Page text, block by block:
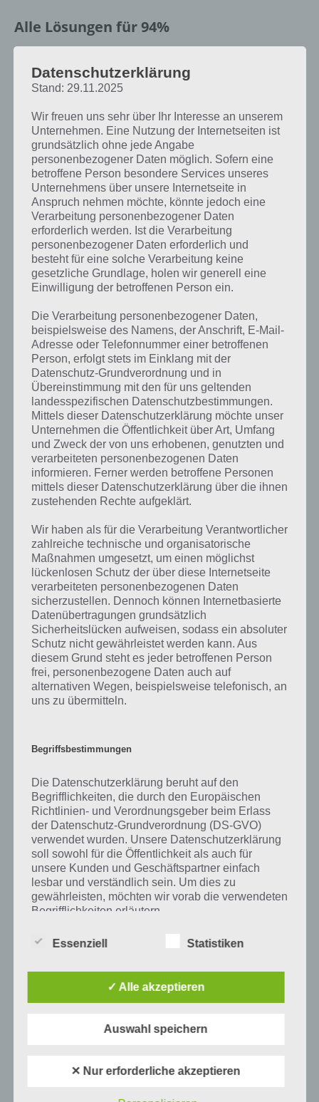
Alle Lösungen für 94%
Reihenfolge bei jedem Spieler anders ist, können wir dir nicht das
exakte Level anzeigen, weshalb du über unsere Komplettlösung
Antworten findest!
Weitere Lösungen zu 94%
gesucht? Schaue inunsere
Komplettlösung zur App! Dort
kannst du mit der Suche
schnell die Antworten und
Lösungen der über 300 Level
finden!
Du findest Lösungen auch ohne unsere Hilfe, indem du in der App
Münzen einsetzt. Da diese jedoch begrenzt sind, hast du hier stets
die Möglichkeit alle Antworten zu finden!
Die obige Lösung stimmt leider nicht mehr?
Wenn die Lösung, die wir dir oben vorgestellt haben, nicht mehr
aktuell sein sollte oder ein Wort in der Lösung von 94 Prozent fehlt,
so teile uns die korrekten Lösungen einfach in den Kommentaren
mit. Nur so können wir stets die aktuellen Antworten auf die
Entwickler die Lösungen immer mal wieder verändern.
Darum geht es bei 94%
Was ist 94%? In der App 94% musst du auf Basis eines Bildes oder
einer Aussage die Antworten herausfinden, die von anderen Spielern
am häufigsten genannt worden sind. Nur so kannst du das nächste
Level freischalten. Zusammenaddiert ergeben alle Antworten 94
Prozent, wovon die App ihren Namen hat. Entsprechend ist 94
Prozent ein Wort und Rätsel-Spiel. Bereits über 10 Millionen mal
wurde die App mittlerweile heruntergeladen und gehört mit zu den
erfolgreichsten Spiele Apps in diesem Genre im Google Play Store
Auf WhatsApp teilen Teilen auf Facebook
Tweet auf Twitter
Mehr Artikel hier auf Touchportal
Datenschutzerklärung
Stand: 29.11.2025
Wir freuen uns sehr über Ihr Interesse an unserem
Unternehmen. Eine Nutzung der Internetseiten ist
grundsätzlich ohne jede Angabe
personenbezogener Daten möglich. Sofern eine
betroffene Person besondere Services unseres
Unternehmens über unsere Internetseite in
Anspruch nehmen möchte, könnte jedoch eine
Verarbeitung personenbezogener Daten
erforderlich werden. Ist die Verarbeitung
personenbezogener Daten erforderlich und
besteht für eine solche Verarbeitung keine
gesetzliche Grundlage, holen wir generell eine
Einwilligung der betroffenen Person ein.
Die Verarbeitung personenbezogener Daten,
beispielsweise des Namens, der Anschrift, E-Mail-
Adresse oder Telefonnummer einer betroffenen
Person, erfolgt stets im Einklang mit der
Datenschutz-Grundverordnung und in
Übereinstimmung mit den für uns geltenden
landesspezifischen Datenschutzbestimmungen.
Mittels dieser Datenschutzerklärung möchte unser
Unternehmen die Öffentlichkeit über Art, Umfang
und Zweck der von uns erhobenen, genutzten und
verarbeiteten personenbezogenen Daten
informieren. Ferner werden betroffene Personen
mittels dieser Datenschutzerklärung über die ihnen
zustehenden Rechte aufgeklärt.
Wir haben als für die Verarbeitung Verantwortlicher
zahlreiche technische und organisatorische
Maßnahmen umgesetzt, um einen möglichst
lückenlosen Schutz der über diese Internetseite
verarbeiteten personenbezogenen Daten
sicherzustellen. Dennoch können Internetbasierte
Datenübertragungen grundsätzlich
Sicherheitslücken aufweisen, sodass ein absoluter
Schutz nicht gewährleistet werden kann. Aus
diesem Grund steht es jeder betroffenen Person
frei, personenbezogene Daten auch auf
alternativen Wegen, beispielsweise telefonisch, an
uns zu übermitteln.
Begriffsbestimmungen
Die Datenschutzerklärung beruht auf den
Begrifflichkeiten, die durch den Europäischen
Richtlinien- und Verordnungsgeber beim Erlass
der Datenschutz-Grundverordnung (DS-GVO)
verwendet wurden. Unsere Datenschutzerklärung
soll sowohl für die Öffentlichkeit als auch für
unsere Kunden und Geschäftspartner einfach
lesbar und verständlich sein. Um dies zu
gewährleisten, möchten wir vorab die verwendeten
Begrifflichkeiten erläutern.
Wir verwenden in dieser Datenschutzerklärung
a) personenbezogene Daten
Personenbezogene Daten sind alle
oder identifizierbare natürliche Person (im
Folgenden „betroffene Person") beziehen.
Essenziell Statistiken
✓ Alle akzeptieren
Auswahl speichern
✕ Nur erforderliche akzeptieren